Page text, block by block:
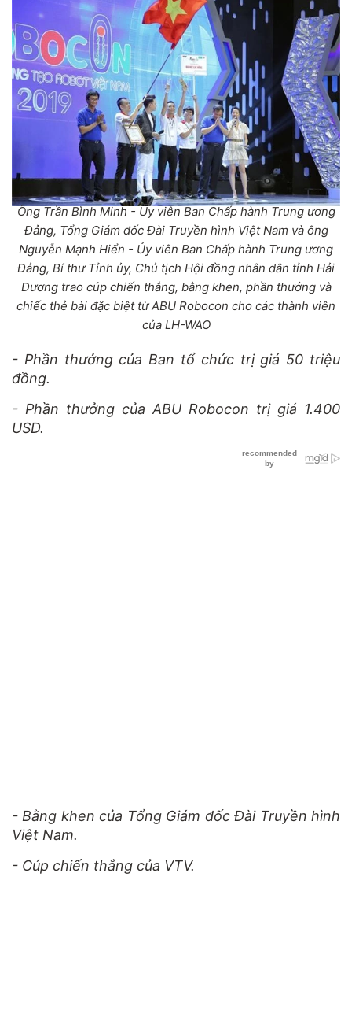
Ông Trần Bình Minh - Ủy viên Ban Chấp hành Trung ương
Đảng, Tổng Giám đốc Đài Truyền hình Việt Nam và ông
Nguyễn Mạnh Hiển - Ủy viên Ban Chấp hành Trung ương
Đảng, Bí thư Tỉnh ủy, Chủ tịch Hội đồng nhân dân tỉnh Hải
Dương trao cúp chiến thắng, bằng khen, phần thưởng và
chiếc thẻ bài đặc biệt từ ABU Robocon cho các thành viên
của LH-WAO
- Phần thưởng của Ban tổ chức trị giá 50 triệu
đồng.
- Phần thưởng của ABU Robocon trị giá 1.400
USD.
- Bằng khen của Tổng Giám đốc Đài Truyền hình
Việt Nam.
- Cúp chiến thắng của VTV.